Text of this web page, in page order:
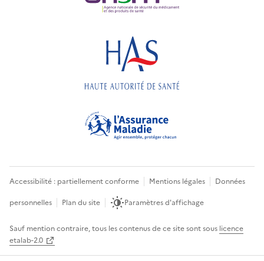
Accessibilité : partiellement conforme Mentions légales
Données
personnelles
Plan du site Paramètres d'affichage
Sauf mention contraire, tous les contenus de ce site sont sous licence
etalab-2.0